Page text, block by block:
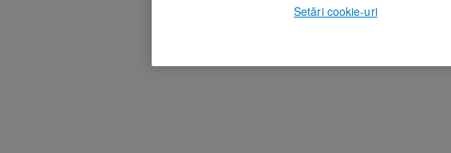
Setări cookie-uri